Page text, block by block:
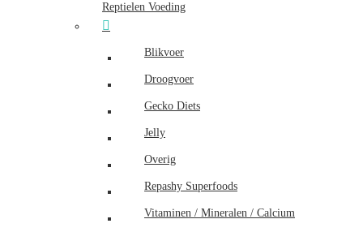
Reptielen Voeding
Blikvoer
Droogvoer
Gecko Diets
Jelly
Overig
Repashy Superfoods
Vitaminen / Mineralen / Calcium